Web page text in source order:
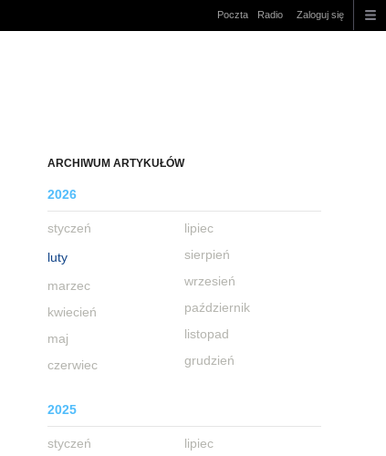
Poczta Radio Zaloguj się
ARCHIWUM ARTYKUŁÓW
2026
styczeń
luty
marzec
kwiecień
maj
czerwiec
lipiec
sierpień
wrzesień
październik
listopad
grudzień
2025
styczeń
lipiec